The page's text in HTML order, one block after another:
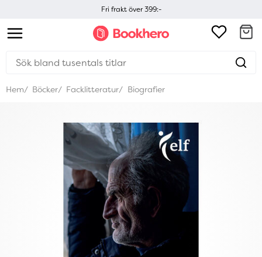
Fri frakt över 399:-
Hem Böcker Facklitteratur Biografier